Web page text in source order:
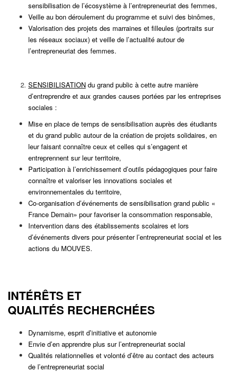
sensibilisation de l’écosystème à l’entrepreneuriat des femmes,
Veille au bon déroulement du programme et suivi des binômes,
Valorisation des projets des marraines et filleules (portraits sur
les réseaux sociaux) et veille de l’actualité autour de
l’entrepreneuriat des femmes.
SENSIBILISATION du grand public à cette autre manière
d’entreprendre et aux grandes causes portées par les entreprises
sociales :
Mise en place de temps de sensibilisation auprès des étudiants
et du grand public autour de la création de projets solidaires, en
leur faisant connaître ceux et celles qui s’engagent et
entreprennent sur leur territoire,
Participation à l’enrichissement d’outils pédagogiques pour faire
connaître et valoriser les innovations sociales et
environnementales du territoire,
Co-organisation d’événements de sensibilisation grand public «
France Demain» pour favoriser la consommation responsable,
Intervention dans des établissements scolaires et lors
d’événements divers pour présenter l’entrepreneuriat social et les
actions du MOUVES.
INTÉRÊTS ET
QUALITÉS RECHERCHÉES
Dynamisme, esprit d’initiative et autonomie
Envie d’en apprendre plus sur l’entrepreneuriat social
Qualités relationnelles et volonté d’être au contact des acteurs
de l’entrepreneuriat social